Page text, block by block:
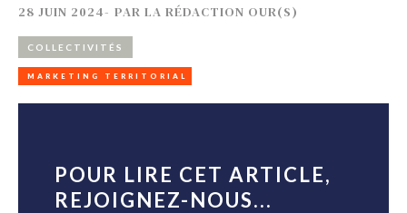
28 JUIN 2024- PAR LA RÉDACTION OUR(S)
COLLECTIVITÉS
MARKETING TERRITORIAL
POUR LIRE CET ARTICLE,
REJOIGNEZ-NOUS...